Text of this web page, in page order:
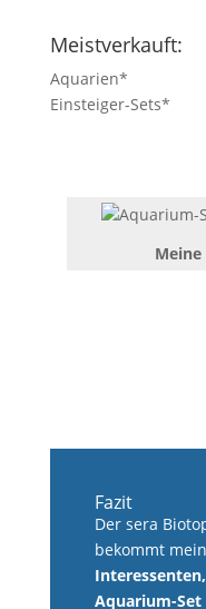
Meistverkauft:
Aquarien*
Einsteiger-Sets*
Fazit
Der sera
bekommt
Aquarium-